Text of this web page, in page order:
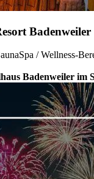
Badenweiler
Spa / Wellness-
Badenweiler im